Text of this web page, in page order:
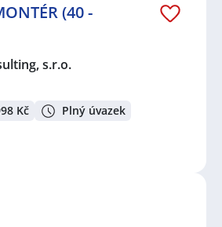
(40 -
s.r.o.
Kč Plný úvazek